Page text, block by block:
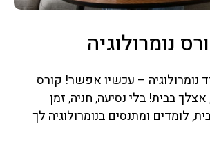
נומרולוגיה
נומרולוגיה – עכשיו אפשר! קורס
אצלך בבית! בלי נסיעה, חניה, זמן
לומדים ומתנסים בנומרולוגיה לך